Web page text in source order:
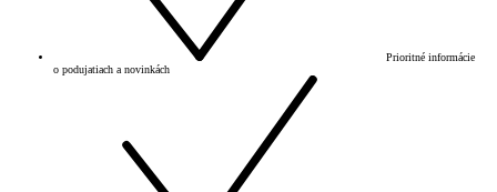
Prioritné informácie
o podujatiach a novinkách